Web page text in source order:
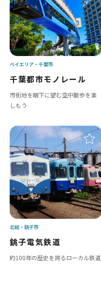
千葉都市モノレール
市街地を眼下に望む空中散歩を楽
しもう
ベイエリア 千葉市
銚子電気鉄道
約100年の歴史を誇るローカル鉄道
北総 銚子市